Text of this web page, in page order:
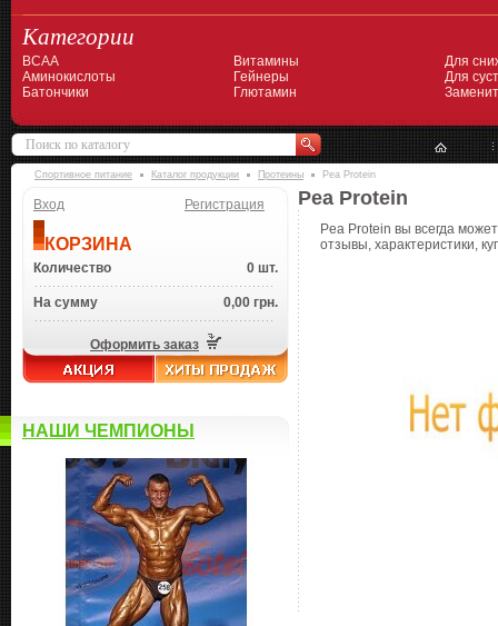
Категории
BCAA
Аминокислоты
Батончики
Витамины
Гейнеры
Глютамин
Для
Для
Спортивное питание Каталог продукции Протеины Pea Protein
Вход Регистрация
КОРЗИНА
Количество 0 шт.
На сумму 0,00 грн.
Оформить заказ
НАШИ ЧЕМПИОНЫ
Pea Protein
Pea Protein вы всегда
отзывы, характеристики,